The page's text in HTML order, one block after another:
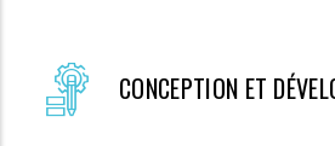
CONCEPTION ET